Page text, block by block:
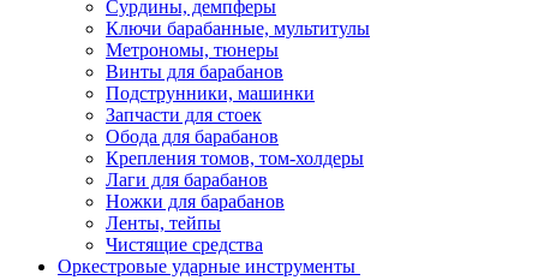
Сурдины, демпферы
Ключи барабанные, мультитулы
Метрономы, тюнеры
Винты для барабанов
Подструнники, машинки
Запчасти для стоек
Обода для барабанов
Крепления томов, том-холдеры
Лаги для барабанов
Ножки для барабанов
Ленты, тейпы
Чистящие средства
Оркестровые ударные инструменты